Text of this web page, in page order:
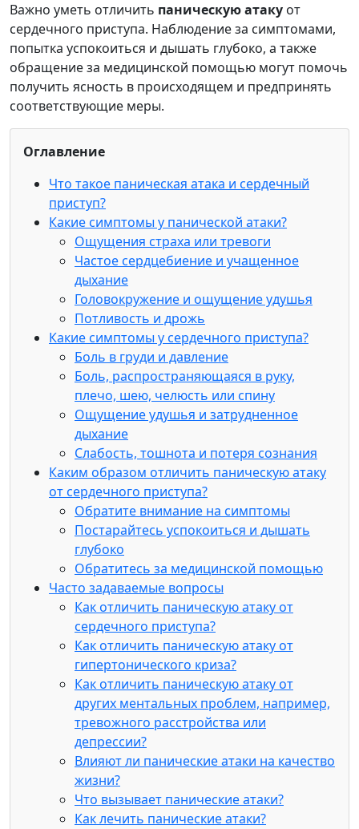
Важно уметь отличить паническую атаку от
сердечного приступа. Наблюдение за симптомами,
попытка успокоиться и дышать глубоко, а также
обращение за медицинской помощью могут помочь
получить ясность в происходящем и предпринять
соответствующие меры.
Оглавление
Что такое паническая атака и сердечный
приступ?
Какие симптомы у панической атаки?
Ощущения страха или тревоги
Частое сердцебиение и учащенное
дыхание
Головокружение и ощущение удушья
Потливость и дрожь
Какие симптомы у сердечного приступа?
Боль в груди и давление
Боль, распространяющаяся в руку,
плечо, шею, челюсть или спину
Ощущение удушья и затрудненное
дыхание
Слабость, тошнота и потеря сознания
Каким образом отличить паническую атаку
от сердечного приступа?
Обратите внимание на симптомы
Постарайтесь успокоиться и дышать
глубоко
Обратитесь за медицинской помощью
Часто задаваемые вопросы
Как отличить паническую атаку от
сердечного приступа?
Как отличить паническую атаку от
гипертонического криза?
Как отличить паническую атаку от
других ментальных проблем, например,
тревожного расстройства или
депрессии?
Влияют ли панические атаки на качество
жизни?
Что вызывает панические атаки?
Как лечить панические атаки?